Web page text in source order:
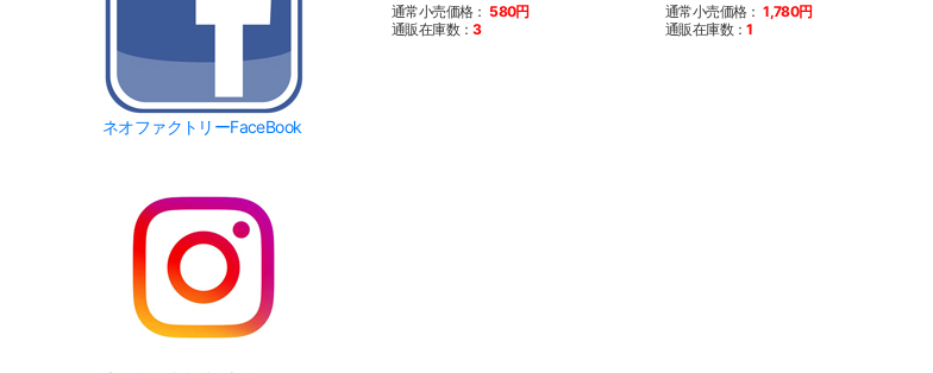
ネオファクトリーFaceBook
通常小売価格： 580円
通販在庫数：3
通常小売価格： 1,780円
通販在庫数：1